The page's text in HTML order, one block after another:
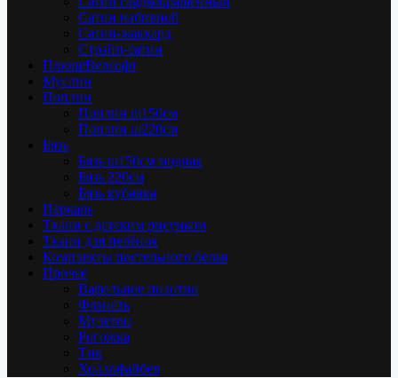
Сатин набивной
Сатин-жаккард
Страйп-сатин
Плюш/Велсофт
Муслин
Поплин
Поплин ш150см
Поплин ш220см
Бязь
Бязь ш150см модная
Бязь 220см
Бязь кубанка
Перкаль
Ткани с детским рисунком
Ткани для пелёнок
Комплекты постельного белья
Прочее
Вафельное полотно
Фланель
Мулетон
Рогожка
Тик
Холлофайбер